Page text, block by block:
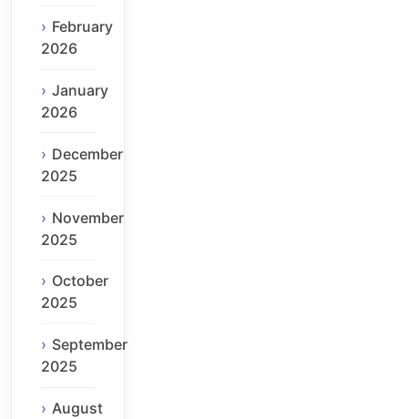
February
2026
January
2026
December
2025
November
2025
October
2025
September
2025
August